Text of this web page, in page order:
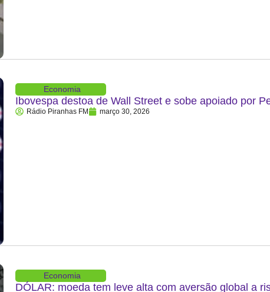
Economia
Ibovespa destoa de Wall Street e sobe apoiado por
Rádio Piranhas FM março 30, 2026
Economia
DÓLAR: moeda tem leve alta com aversão global a